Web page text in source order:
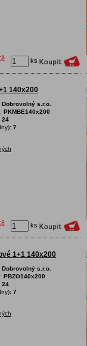
ks
140x200
Dobrovolný s.r.o.
PKMBE140x200
24
7
ks
1+1 140x200
Dobrovolný s.r.o.
PBZO140x200
24
7